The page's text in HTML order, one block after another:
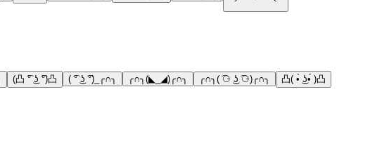
(凸 ͡° ͜ʖ ͡°)凸 ( ͡° ͜ʖ ͡°)_╭∩╮ ╭∩╮(◣_◢)╭∩╮ ╭∩╮( ͡⚆ ͜ʖ ͡⚆)╭∩╮
凸( •̀ ͜ʖ•́ )凸